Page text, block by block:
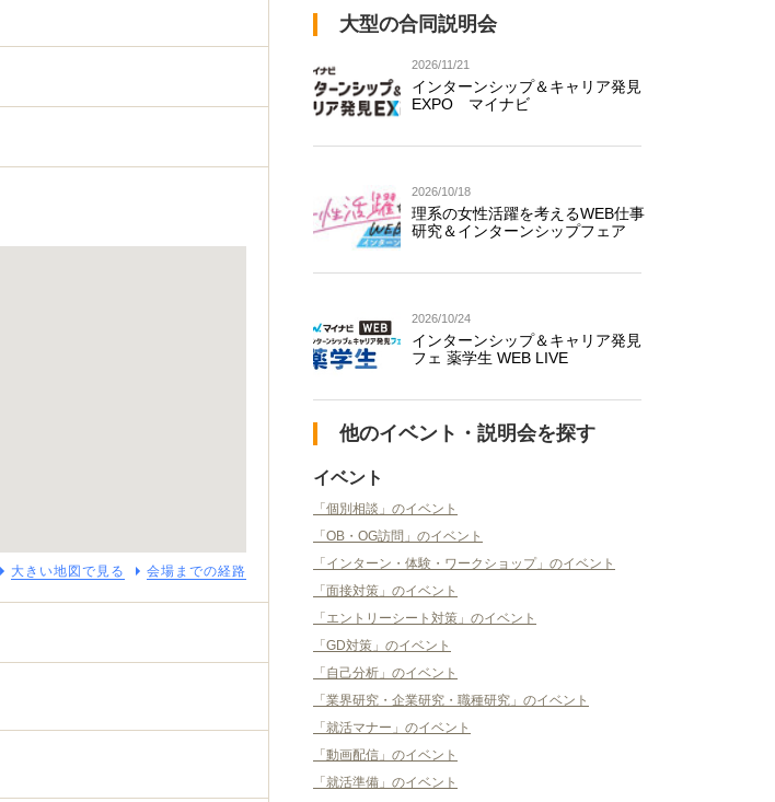
大きい地図で見る 会場までの経路
大型の合同説明会
2026/11/21
インターンシップ＆キャリア発見
EXPO マイナビ
2026/10/18
理系の女性活躍を考えるWEB仕事
研究＆インターンシップフェア
2026/10/24
インターンシップ＆キャリア発見
フェ 薬学生 WEB LIVE
他のイベント・説明会を探す
イベント
「個別相談」のイベント
「OB・OG訪問」のイベント
「インターン・体験・ワークショップ」のイベント
「面接対策」のイベント
「エントリーシート対策」のイベント
「GD対策」のイベント
「自己分析」のイベント
「業界研究・企業研究・職種研究」のイベント
「就活マナー」のイベント
「動画配信」のイベント
「就活準備」のイベント